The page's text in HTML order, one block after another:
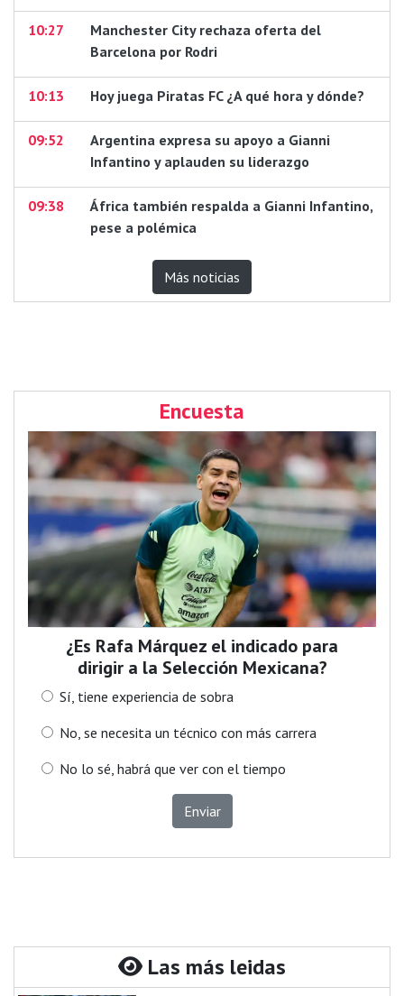
10:27
Manchester City rechaza oferta del
Barcelona por Rodri
10:13 Hoy juega Piratas FC ¿A qué hora y dónde?
09:52
Argentina expresa su apoyo a Gianni
Infantino y aplauden su liderazgo
09:38
África también respalda a Gianni Infantino,
pese a polémica
Más noticias
Encuesta
¿Es Rafa Márquez el indicado para
dirigir a la Selección Mexicana?
Sí, tiene experiencia de sobra
No, se necesita un técnico con más carrera
No lo sé, habrá que ver con el tiempo
Enviar
Las más leidas